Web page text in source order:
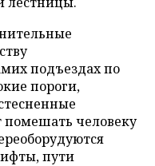
подъездах по
пороги,
помешать человеку
пути